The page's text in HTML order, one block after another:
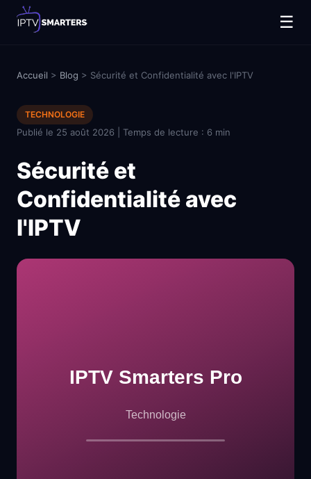
☰
Accueil > Blog > Sécurité et Confidentialité avec l'IPTV
TECHNOLOGIE
Publié le 25 août 2026 | Temps de lecture : 6 min
Sécurité et
Confidentialité avec
l'IPTV